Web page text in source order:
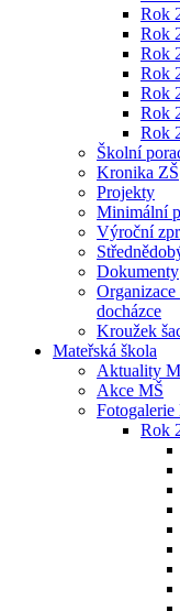
Rok
Rok
Rok
Rok
Rok
Rok
Rok
Školní
Kronika ZŠ
Projekty
Minimální
Výroční
Dokumenty
docházce
Kroužek
Mateřská škola
Aktuality
Akce MŠ
Fotogalerie
Rok